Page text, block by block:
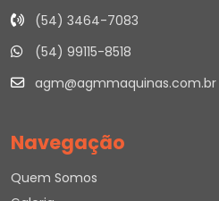
(54) 3464-7083
(54) 99115-8518
agm@agmmaquinas.com.br
Navegação
Quem Somos